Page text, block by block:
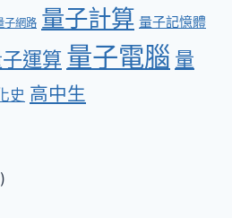
子網路 量子計算 量子記憶體
運算 量子電腦 量
史 高中生